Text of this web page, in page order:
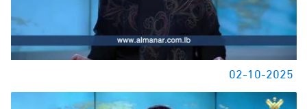
02-10-2025